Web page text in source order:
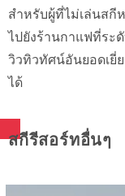
สำหรับผู้ที่ไม่เล่นสกี
ไปยังร้านกาแฟที่ระ
วิวทิวทัศน์อันยอดเยี่
ได้
สกีรีสอร์ทอื่นๆ